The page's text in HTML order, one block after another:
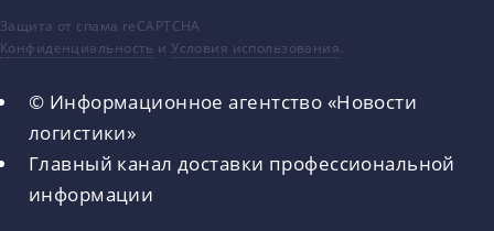
Защита от спама reCAPTCHA
Конфиденциальность иУсловия использования.
© Информационное агентство «Новости
логистики»
Главный канал доставки профессиональной
информации